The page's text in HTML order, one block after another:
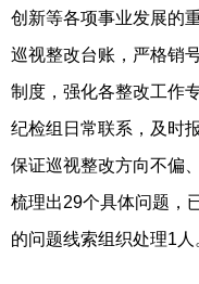
创新等各项事业发展的
巡视整改台账，严格销
制度，强化各整改工作
纪检组日常联系，及时
保证巡视整改方向不偏
梳理出29个具体问题，
的问题线索组织处理1人